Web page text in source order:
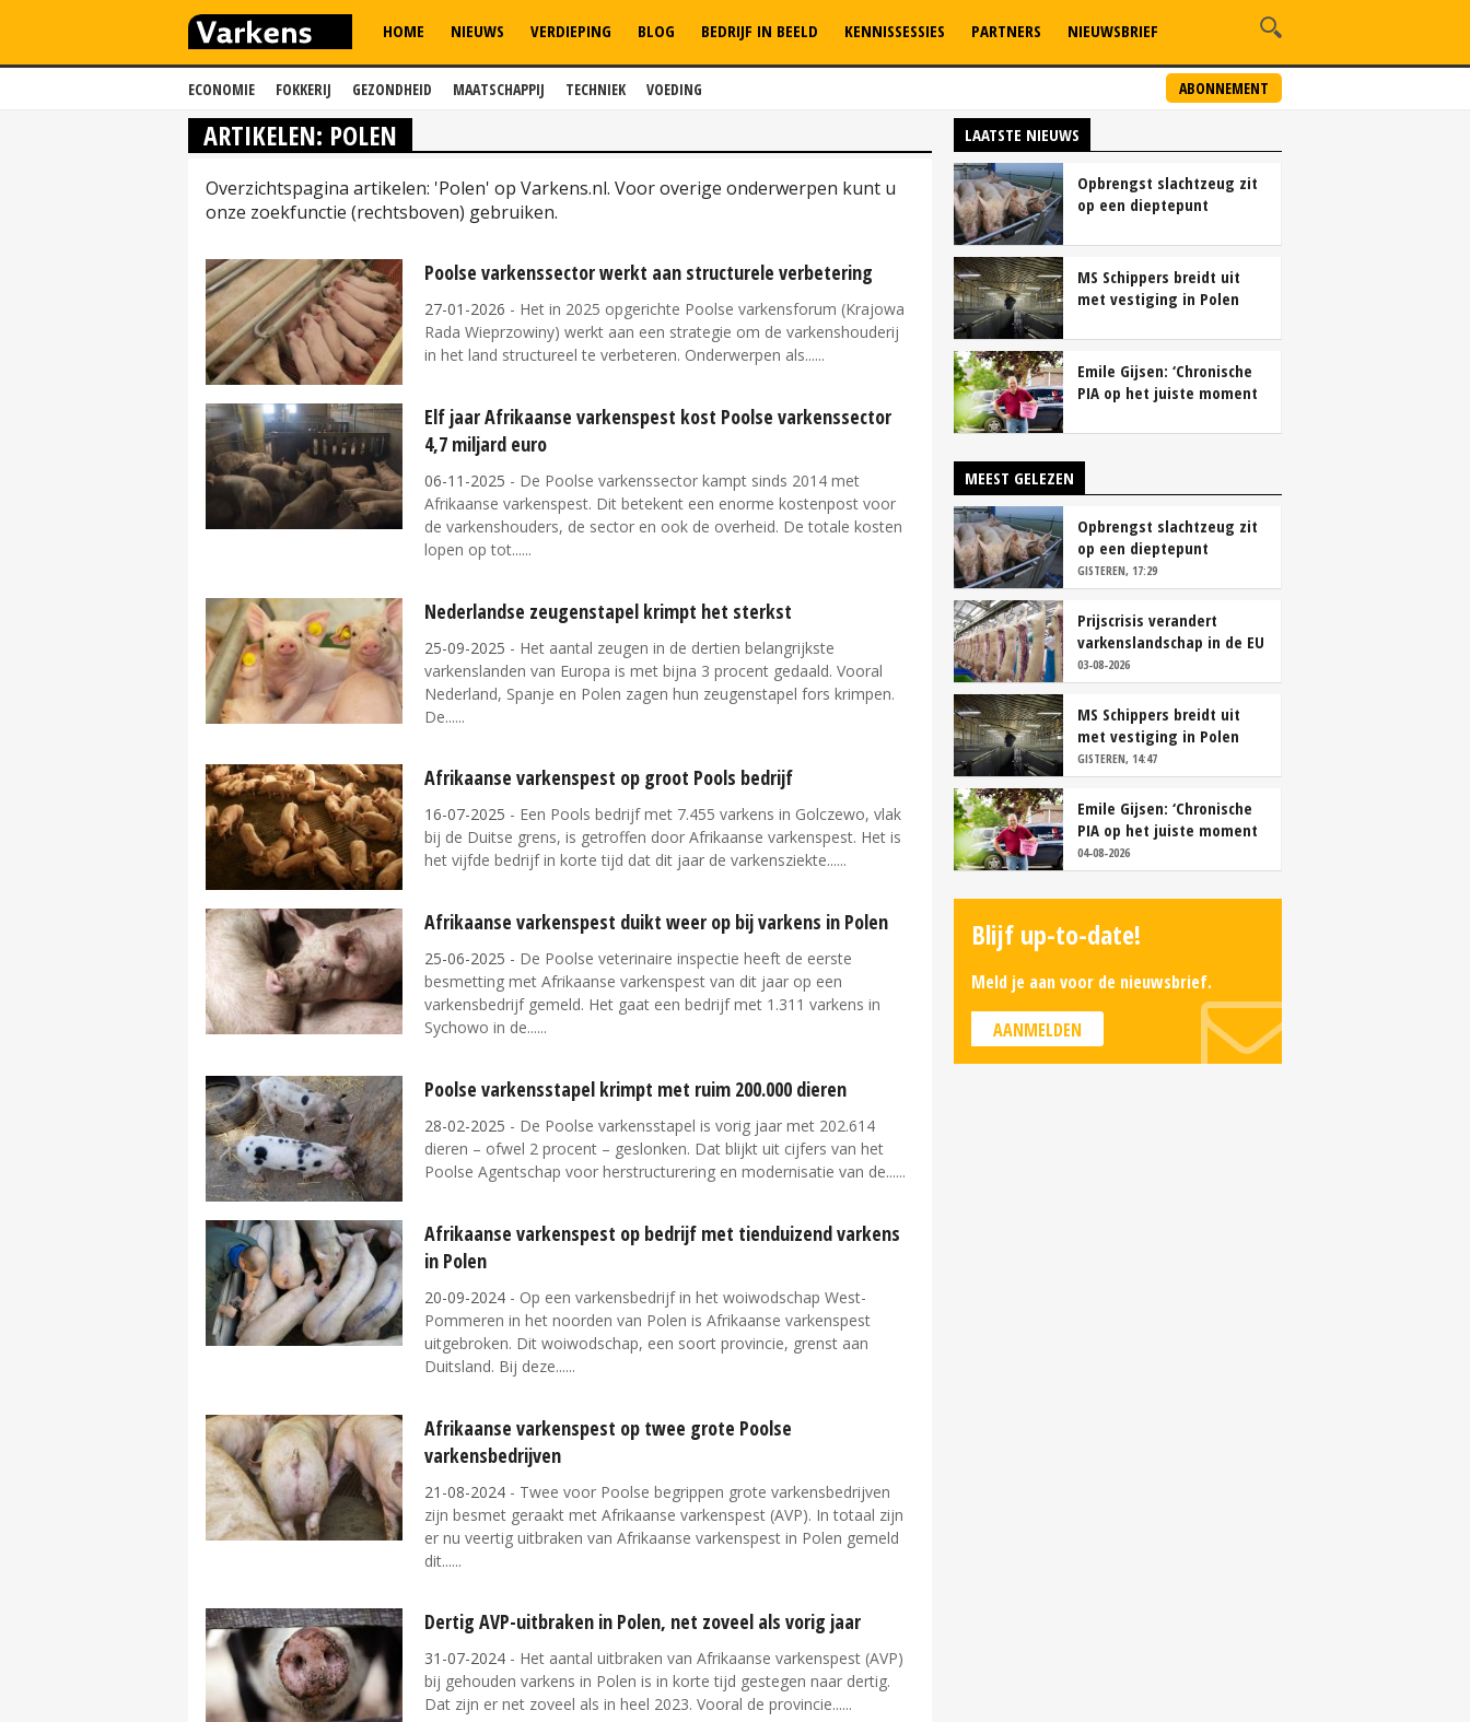
ECONOMIE FOKKERIJ GEZONDHEID MAATSCHAPPIJ TECHNIEK VOEDING ABONNEMENT
HOME NIEUWS VERDIEPING BLOG BEDRIJF IN BEELD KENNISSESSIES PARTNERS NIEUWSBRIEF
ARTIKELEN: POLEN
Overzichtspagina artikelen: 'Polen' op Varkens.nl. Voor overige onderwerpen kunt u
onze zoekfunctie (rechtsboven) gebruiken.
Poolse varkenssector werkt aan structurele verbetering
27-01-2026 - Het in 2025 opgerichte Poolse varkensforum (Krajowa
Rada Wieprzowiny) werkt aan een strategie om de varkenshouderij
in het land structureel te verbeteren. Onderwerpen als...
Elf jaar Afrikaanse varkenspest kost Poolse varkenssector
4,7 miljard euro
06-11-2025 - De Poolse varkenssector kampt sinds 2014 met
Afrikaanse varkenspest. Dit betekent een enorme kostenpost voor
de varkenshouders, de sector en ook de overheid. De totale kosten
lopen op tot...
Nederlandse zeugenstapel krimpt het sterkst
25-09-2025 - Het aantal zeugen in de dertien belangrijkste
varkenslanden van Europa is met bijna 3 procent gedaald. Vooral
Nederland, Spanje en Polen zagen hun zeugenstapel fors krimpen.
De...
Afrikaanse varkenspest op groot Pools bedrijf
16-07-2025 - Een Pools bedrijf met 7.455 varkens in Golczewo, vlak
bij de Duitse grens, is getroffen door Afrikaanse varkenspest. Het is
het vijfde bedrijf in korte tijd dat dit jaar de varkensziekte...
Afrikaanse varkenspest duikt weer op bij varkens in Polen
25-06-2025 - De Poolse veterinaire inspectie heeft de eerste
besmetting met Afrikaanse varkenspest van dit jaar op een
varkensbedrijf gemeld. Het gaat een bedrijf met 1.311 varkens in
Sychowo in de...
Poolse varkensstapel krimpt met ruim 200.000 dieren
28-02-2025 - De Poolse varkensstapel is vorig jaar met 202.614
dieren – ofwel 2 procent – geslonken. Dat blijkt uit cijfers van het
Poolse Agentschap voor herstructurering en modernisatie van de...
Afrikaanse varkenspest op bedrijf met tienduizend varkens
in Polen
20-09-2024 - Op een varkensbedrijf in het woiwodschap West-
Pommeren in het noorden van Polen is Afrikaanse varkenspest
uitgebroken. Dit woiwodschap, een soort provincie, grenst aan
Duitsland. Bij deze...
Afrikaanse varkenspest op twee grote Poolse
varkensbedrijven
21-08-2024 - Twee voor Poolse begrippen grote varkensbedrijven
zijn besmet geraakt met Afrikaanse varkenspest (AVP). In totaal zijn
er nu veertig uitbraken van Afrikaanse varkenspest in Polen gemeld
dit...
Dertig AVP-uitbraken in Polen, net zoveel als vorig jaar
31-07-2024 - Het aantal uitbraken van Afrikaanse varkenspest (AVP)
bij gehouden varkens in Polen is in korte tijd gestegen naar dertig.
Dat zijn er net zoveel als in heel 2023. Vooral de provincie...
LAATSTE NIEUWS
Opbrengst slachtzeug zit
op een dieptepunt
MS Schippers breidt uit
met vestiging in Polen
Emile Gijsen: ‘Chronische
PIA op het juiste moment
MEEST GELEZEN
Opbrengst slachtzeug zit
op een dieptepunt
GISTEREN, 17:29
Prijscrisis verandert
varkenslandschap in de EU
rap
03-08-2026
MS Schippers breidt uit
met vestiging in Polen
GISTEREN, 14:47
Emile Gijsen: ‘Chronische
PIA op het juiste moment
tackelen’
04-08-2026
Blijf up-to-date!
Meld je aan voor de nieuwsbrief.
AANMELDEN